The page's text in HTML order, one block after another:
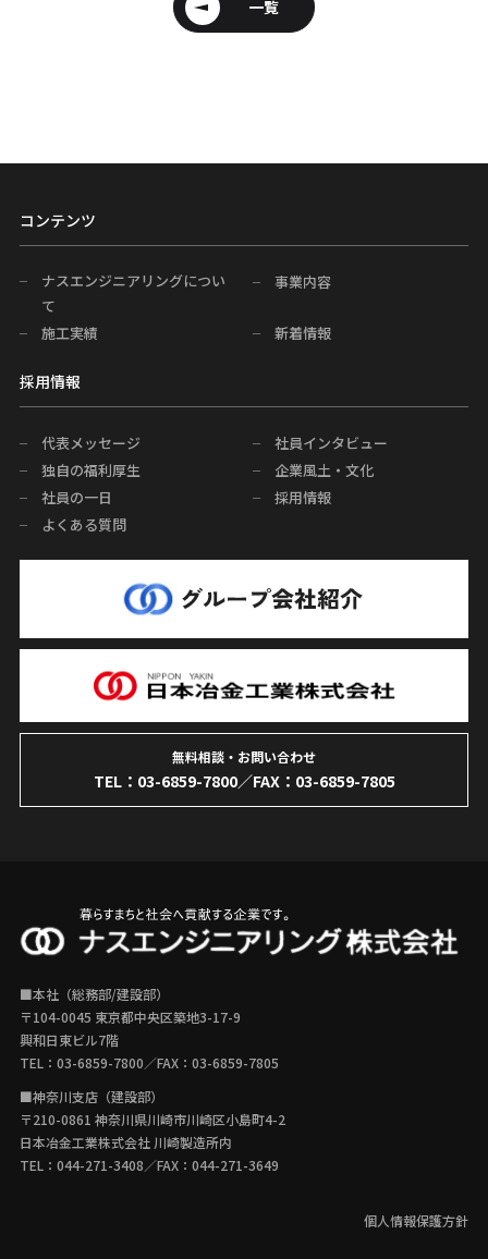
一覧
コンテンツ
ナスエンジニアリングについ
て
事業内容
施工実績 新着情報
採用情報
代表メッセージ
社員インタビュー
独自の福利厚生
企業風土・文化
社員の一日
採用情報
よくある質問
無料相談・お問い合わせ
TEL： 03-6859-7800／FAX：03-6859-7805
■本社（総務部/建設部）
〒104-0045 東京都中央区築地3-17-9
興和日東ビル7階
TEL： 03-6859-7800／FAX：03-6859-7805
■神奈川支店（建設部）
〒210-0861 神奈川県川崎市川崎区小島町4-2
日本冶金工業株式会社 川崎製造所内
TEL： 044-271-3408／FAX：044-271-3649
個人情報保護方針